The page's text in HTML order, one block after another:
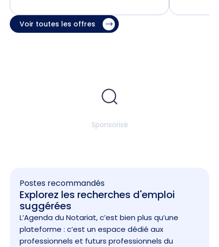
Voir toutes les offres
Sponsorisé
Postes recommandés
Explorez les recherches d'emploi
suggérées
L’Agenda du Notariat, c’est bien plus qu’une
plateforme : c’est un espace dédié aux
professionnels et futurs professionnels du